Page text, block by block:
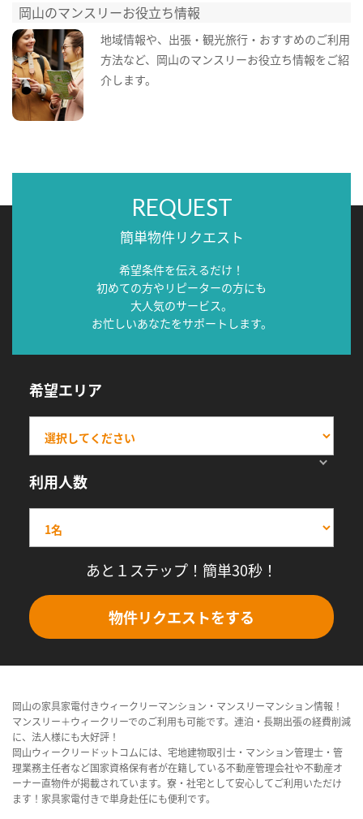
岡山のマンスリーお役立ち情報
地域情報や、出張・観光旅行・おすすめのご利用
方法など、岡山のマンスリーお役立ち情報をご紹
介します。
REQUEST
簡単物件リクエスト
希望条件を伝えるだけ！
初めての方やリピーターの方にも
大人気のサービス。
お忙しいあなたをサポートします。
希望エリア
利用人数
あと１ステップ！簡単30秒！
物件リクエストをする
岡山の家具家電付きウィークリーマンション・マンスリーマンション情報！
マンスリー＋ウィークリーでのご利用も可能です。連泊・長期出張の経費削減
に、法人様にも大好評！
岡山ウィークリードットコムには、宅地建物取引士・マンション管理士・管
理業務主任者など国家資格保有者が在籍している不動産管理会社や不動産オ
ーナー直物件が掲載されています。寮・社宅として安心してご利用いただけ
ます！家具家電付きで単身赴任にも便利です。